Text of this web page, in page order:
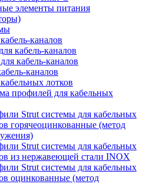
элементы питания
каналов
кабель-каналов
кабель-каналов
каналов
лотков
профилей для кабельных
Strut системы для кабельных
горячеоцинкованные (метод
Strut системы для кабельных
из нержавеющей стали INOX
Strut системы для кабельных
оцинкованные (метод